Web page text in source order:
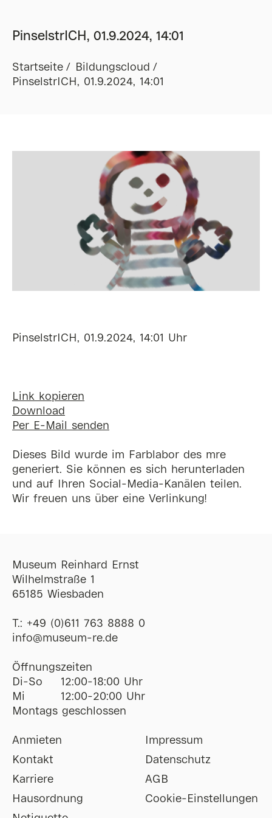
PinselstrICH, 01.9.2024, 14:01
Startseite
Bildungscloud
PinselstrICH, 01.9.2024, 14:01
PinselstrICH, 01.9.2024, 14:01 Uhr
Link kopieren
Download
Per E-Mail senden
Dieses Bild wurde im Farblabor des mre
generiert. Sie können es sich herunterladen
und auf Ihren Social-Media-Kanälen teilen.
Wir freuen uns über eine Verlinkung!
Museum Reinhard Ernst
Wilhelmstraße 1
65185 Wiesbaden
T.: +49 (0)611 763 8888 0
ofni@museum-re de
Öffnungszeiten
Di-So
12:00-18:00 Uhr
Mi
12:00-20:00 Uhr
Montags geschlossen
Anmieten
Kontakt
Karriere
Hausordnung
Impressum
Datenschutz
AGB
Cookie-Einstellungen